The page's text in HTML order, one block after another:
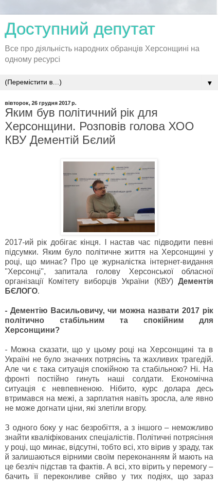
Доступний депутат
Все про діяльність народних обранців Херсонщині на
одному ресурсі
▼
вівторок, 26 грудня 2017 р.
Яким був політичний рік для
Херсонщини. Розповів голова ХОО
КВУ Дементій Бєлий
2017-ий рік добігає кінця. І настав час підводити певні
підсумки. Яким було політичне життя на Херсонщині у
році, що минає? Про це журналістка інтернет-видання
"Херсонці", запитала голову Херсонської обласної
організації Комітету виборців України (КВУ) Дементія
БЄЛОГО.
- Дементію Васильовичу, чи можна назвати 2017 рік
політично стабільним та спокійним для
Херсонщини?
- Можна сказати, що у цьому році на Херсонщині та в
Україні не було значних потрясінь та жахливих трагедій.
Але чи є така ситуація спокійною та стабільною? Ні. На
фронті постійно гинуть наші солдати. Економічна
ситуація є невпевненою. Нібито, курс долара десь
втримався на межі, а зарплатня навіть зросла, але явно
не може догнати ціни, які злетіли вгору.
З одного боку у нас безробіття, а з іншого – неможливо
знайти кваліфікованих спеціалістів. Політичні потрясіння
у році, що минає, відсутні, тобто всі, хто вірив у зраду, так
й залишаються вірними своїм переконанням й мають на
це безліч підстав та фактів. А всі, хто вірить у перемогу –
бачить її переконливе сяйво у тих подіях, що зараз